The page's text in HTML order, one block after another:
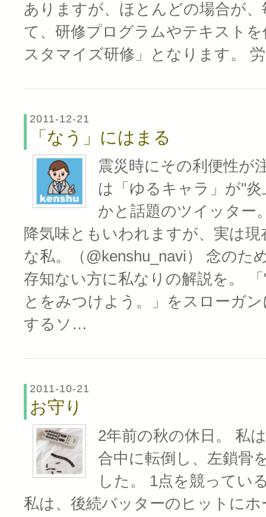
ありますが、ほとんどの場合が
て、研修プログラムやテキスト
スタマイズ研修」となります。
2011-12-21
「なう」にはまる
震災時にその利便性が
は「ゆるキャラ」が"
かと話題のツイッター
降気味ともいわれますが、実は
な私。（@kenshu_navi） 念のた
存知ない方に私なりの解説を。
とをみつけよう。」をスローガ
するソ…
2011-10-21
お守り
2年前の秋の休日。 私
合中に転倒し、左鎖骨
した。 1点を競ってい
私は、後続バッターのヒットに